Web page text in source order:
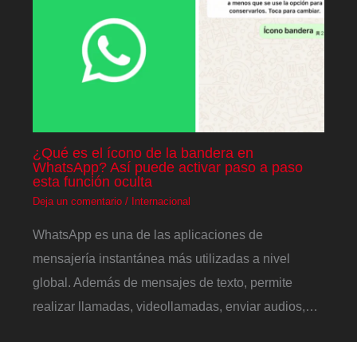
¿Qué es el ícono de la bandera en
WhatsApp? Así puede activar paso a paso
esta función oculta
Deja un comentario / Internacional
WhatsApp es una de las aplicaciones de
mensajería instantánea más utilizadas a nivel
global. Además de mensajes de texto, permite
realizar llamadas, videollamadas, enviar audios,…